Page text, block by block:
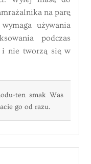
na parę
używania
podczas
i nie tworzą się w
ten smak Was
go od razu.